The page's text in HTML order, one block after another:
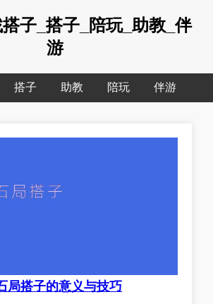
子_搭子_陪玩_助教_伴
游
搭子 助教 陪玩 伴游
局搭子的意义与技巧